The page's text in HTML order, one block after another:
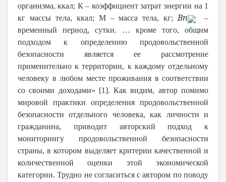
организма, ккал; К – коэффициент затрат энергии на 1
кг массы тела, ккал; М – масса тела, кг; Вп
–
временный период, сутки. … кроме того, общим
подходом к определению продовольственной
безопасности является ее рассмотрение
применительно к территории, к каждому отдельному
человеку в любом месте проживания в соответствии
со своими доходами» [1]. Как видим, автор помимо
мировой практики определения продовольственной
безопасности отдельного человека, как личности и
гражданина, приводит авторский подход к
мониторингу продовольственной безопасности
страны, в котором выделяет критерии качественной и
количественной оценки этой экономической
категории. Трудно не согласиться с автором по поводу